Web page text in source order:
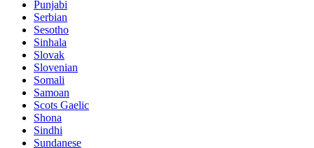
Punjabi
Serbian
Sesotho
Sinhala
Slovak
Slovenian
Somali
Samoan
Scots Gaelic
Shona
Sindhi
Sundanese